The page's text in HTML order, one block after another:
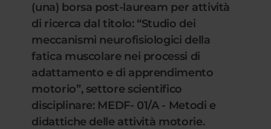
(una) borsa post-lauream per attività
di ricerca dal titolo: “Studio dei
meccanismi neurofisiologici della
fatica muscolare nei processi di
adattamento e di apprendimento
motorio”, settore scientifico
disciplinare: MEDF- 01/A - Metodi e
didattiche delle attività motorie.